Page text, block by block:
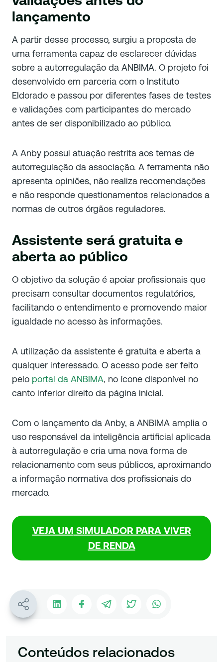
lançamento
A partir desse processo, surgiu a proposta de
uma ferramenta capaz de esclarecer dúvidas
sobre a autorregulação da ANBIMA. O projeto foi
desenvolvido em parceria com o Instituto
Eldorado e passou por diferentes fases de testes
e validações com participantes do mercado
antes de ser disponibilizado ao público.
A Anby possui atuação restrita aos temas de
autorregulação da associação. A ferramenta não
apresenta opiniões, não realiza recomendações
e não responde questionamentos relacionados a
normas de outros órgãos reguladores.
Assistente será gratuita e
aberta ao público
O objetivo da solução é apoiar profissionais que
precisam consultar documentos regulatórios,
facilitando o entendimento e promovendo maior
igualdade no acesso às informações.
A utilização da assistente é gratuita e aberta a
qualquer interessado. O acesso pode ser feito
pelo portal da ANBIMA, no ícone disponível no
canto inferior direito da página inicial.
Com o lançamento da Anby, a ANBIMA amplia o
uso responsável da inteligência artificial aplicada
à autorregulação e cria uma nova forma de
relacionamento com seus públicos, aproximando
a informação normativa dos profissionais do
mercado.
VEJA UM SIMULADOR PARA VIVER
DE RENDA
Conteúdos relacionados